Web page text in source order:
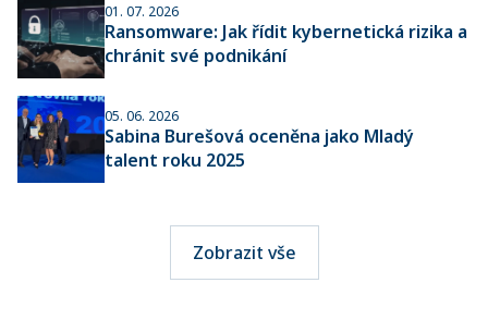
01. 07. 2026
Ransomware: Jak řídit kybernetická rizika a
chránit své podnikání
05. 06. 2026
Sabina Burešová oceněna jako Mladý
talent roku 2025
Zobrazit vše